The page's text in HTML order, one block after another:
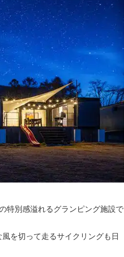
特別感溢れるグランピング施設で
を切って走るサイクリングも日